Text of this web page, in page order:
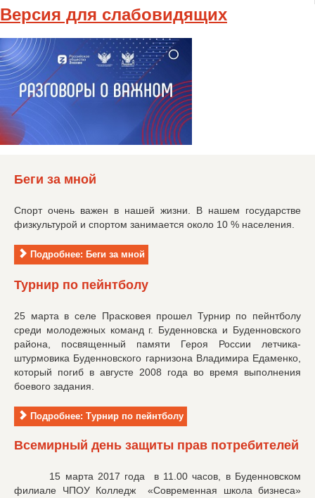
Версия для слабовидящих
Беги за мной
Спорт очень важен в нашей жизни. В нашем государстве
физкультурой и спортом занимается около 10 % населения.
Подробнее: Беги за мной
Турнир по пейнтболу
25 марта в селе Прасковея прошел Турнир по пейнтболу
среди молодежных команд г. Буденновска и Буденновского
района, посвященный памяти Героя России летчика-
штурмовика Буденновского гарнизона Владимира Едаменко,
который погиб в августе 2008 года во время выполнения
боевого задания.
Подробнее: Турнир по пейнтболу
Всемирный день защиты прав потребителей
15 марта 2017 года в 11.00 часов, в Буденновском
филиале ЧПОУ Колледж «Современная школа бизнеса»